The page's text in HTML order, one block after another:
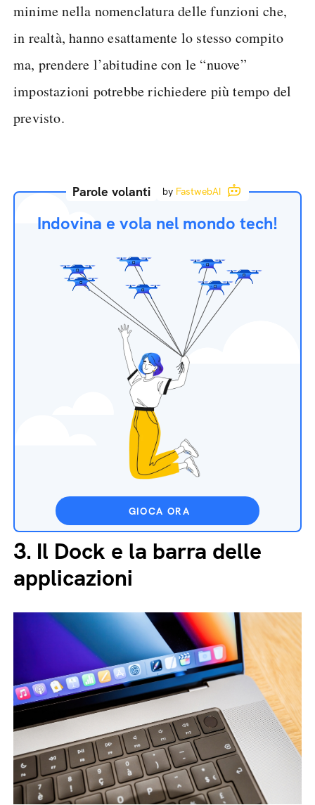
minime nella nomenclatura delle funzioni che,
in realtà, hanno esattamente lo stesso compito
ma, prendere l’abitudine con le “nuove”
impostazioni potrebbe richiedere più tempo del
previsto.
Parole volanti by FastwebAI
Indovina e vola nel mondo tech!
GIOCA ORA
3. Il Dock e la barra delle
applicazioni